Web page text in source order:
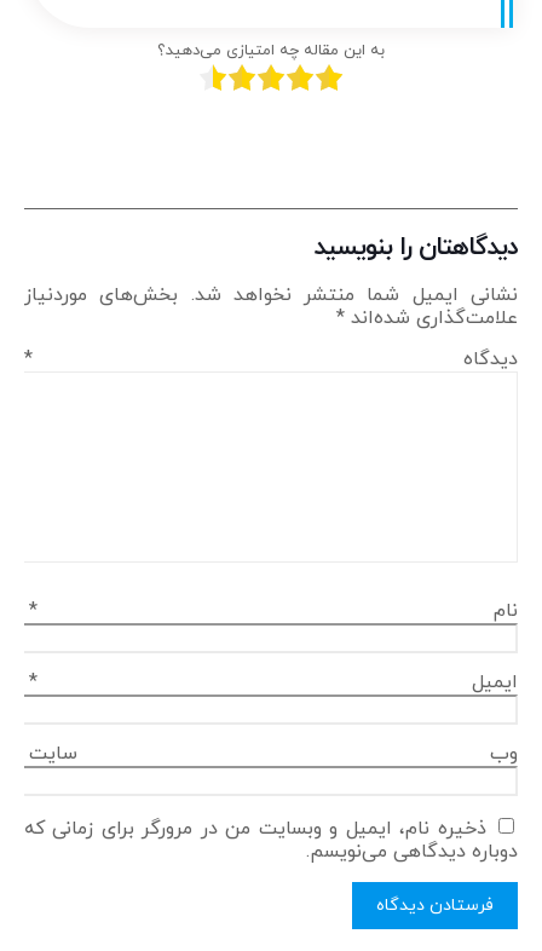
به این مقاله چه امتیازی می‌دهید؟
دیدگاهتان را بنویسید
نشانی ایمیل شما منتشر نخواهد شد. بخش‌های موردنیاز
علامت‌گذاری شده‌اند *
دیدگاه *
نام *
ایمیل *
وب‌ سایت
ذخیره نام، ایمیل و وبسایت من در مرورگر برای زمانی که
دوباره دیدگاهی می‌نویسم.